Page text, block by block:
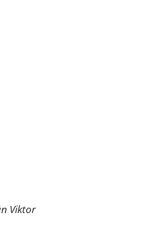
Viktor